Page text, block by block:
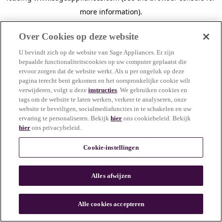
more information).
n
Over Cookies op deze website
U bevindt zich op de website van Sage Appliances. Er zijn
bepaalde functionaliteitscookies op uw computer geplaatst die
ervoor zorgen dat de website werkt. Als u per ongeluk op deze
pagina terecht bent gekomen en het oorspronkelijke cookie wilt
verwijderen, volgt u dezeinstructies. We gebruiken cookies en
tags om de website te laten werken, verkeer te analyseren, onze
website te beveiligen, socialmediafuncties in te schakelen en uw
ervaring te personaliseren. Bekijkhier ons cookiebeleid. Bekijk
hier ons privacybeleid.
Cookie-instellingen
Alles afwijzen
Alle cookies accepteren